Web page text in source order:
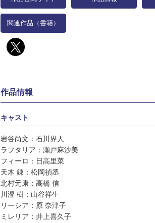
関連作品（書籍）
作品情報
キャスト
岩谷尚文：石川界人
ラフタリア：瀬戸麻沙美
フィーロ：日高里菜
天木 錬：松岡禎丞
北村元康：高橋 信
川澄 樹：山谷祥生
リーシア：原 奈津子
ミレリア：井上喜久子